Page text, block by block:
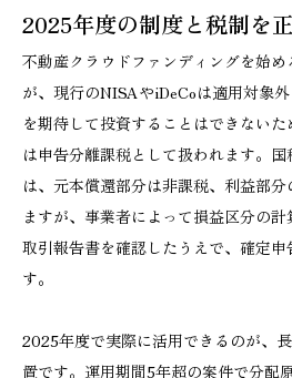
2025年度の制度と税制を
不動産クラウドファンディングを始
が、現行のNISAやiDeCoは適用対象
を期待して投資することはできない
は申告分離課税として扱われます。
は、元本償還部分は非課税、利益部
ますが、事業者によって損益区分の
取引報告書を確認したうえで、確定
す。
2025年度で実際に活用できるのが、
置です。運用期間5年超の案件で分配